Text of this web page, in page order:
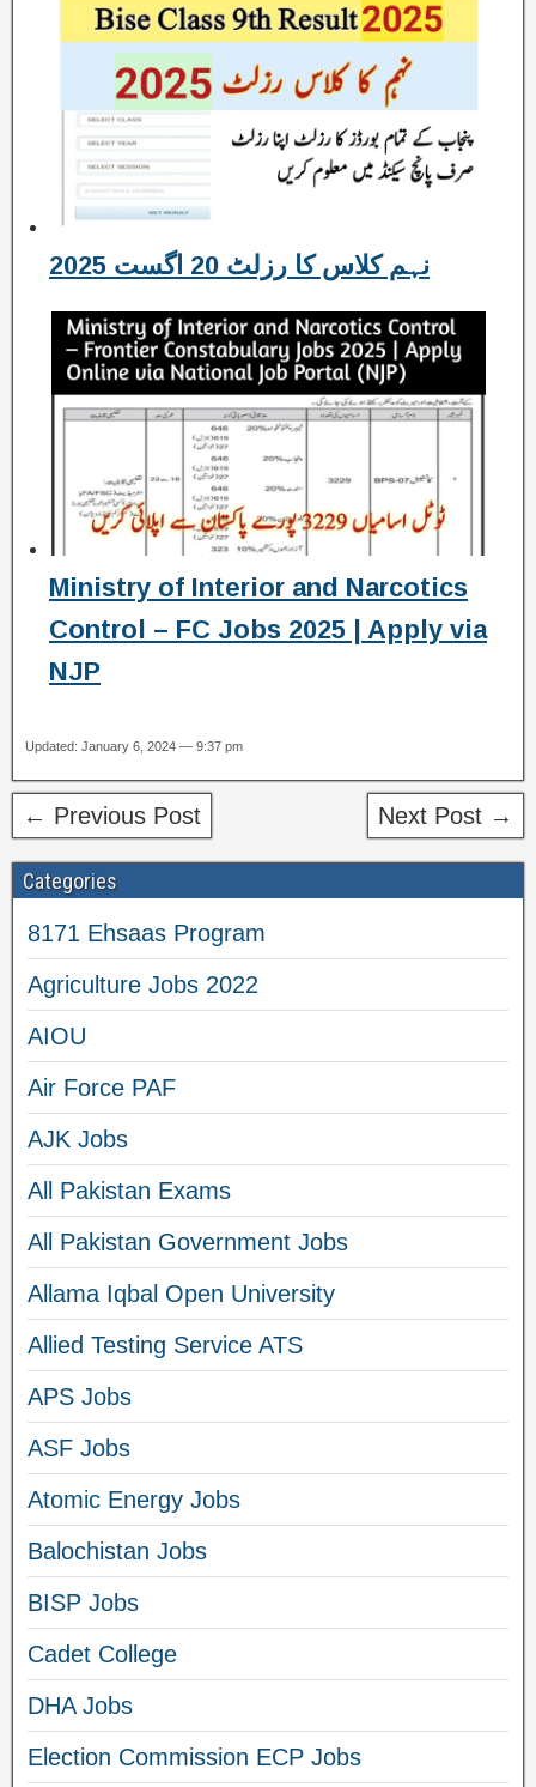
نہم کلاس کا رزلٹ 20 اگست 2025
Ministry of Interior and Narcotics
Control – FC Jobs 2025 | Apply via
NJP
Updated: January 6, 2024 — 9:37 pm
← Previous Post Next Post →
Categories
8171 Ehsaas Program
Agriculture Jobs 2022
AIOU
Air Force PAF
AJK Jobs
All Pakistan Exams
All Pakistan Government Jobs
Allama Iqbal Open University
Allied Testing Service ATS
APS Jobs
ASF Jobs
Atomic Energy Jobs
Balochistan Jobs
BISP Jobs
Cadet College
DHA Jobs
Election Commission ECP Jobs